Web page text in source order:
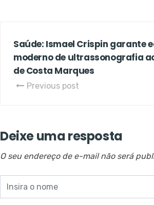
Saúde: Ismael Crispin garante
moderno de ultrassonografia
de Costa Marques
Previous post
Deixe uma resposta
O seu endereço de e-mail não será